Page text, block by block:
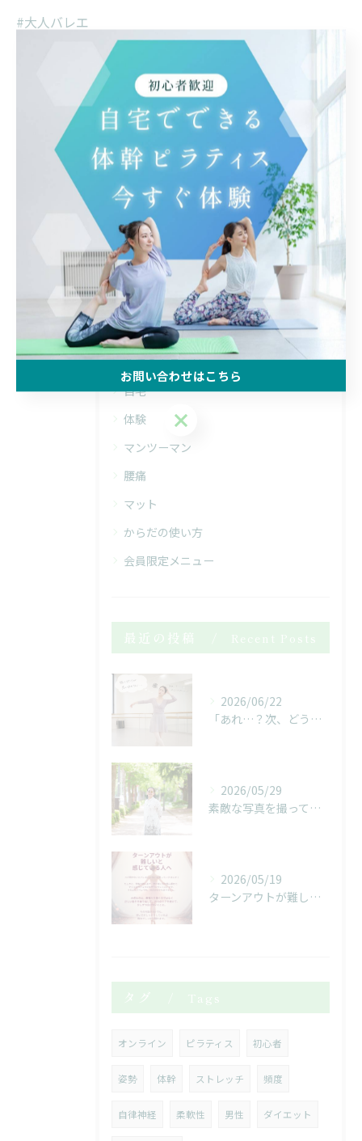
#大人バレエ
#バレエの基礎
#40代バレエ
#安全に踊る
一覧に戻る 次のページ >
カテゴリー Categories
全てのカテゴリー
自宅
体験
マンツーマン
腰痛
マット
からだの使い方
会員限定メニュー
最近の投稿 Recent Posts
2026/06/22
「あれ…？次、どうだったっけ…？」
2026/05/29
素敵な写真を撮っていただきました！
2026/05/19
ターンアウトが難しいと感じている人へ
タグ Tags
オンライン ピラティス 初心者
姿勢 体幹 ストレッチ 頻度
自律神経 柔軟性 男性 ダイエット
お問い合わせはこちら
お問い合わせはこちら